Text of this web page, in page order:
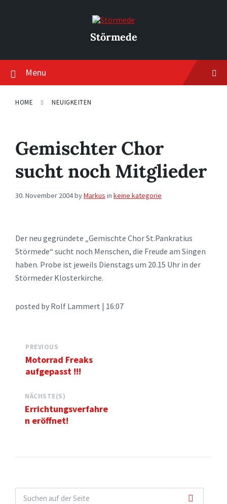
Störmede
Menu
HOME NEUIGKEITEN
Gemischter Chor
sucht noch Mitglieder
30. November 2004byMarkus in keine kategorie
Der neu gegründete „Gemischte Chor St.Pankratius
Störmede“ sucht noch Menschen, die Freude am Singen
haben. Probe ist jeweils Dienstags um 20.15 Uhr in der
Störmeder Klosterkirche.
posted by Rolf Lammert | 16:07
PREVIOUS
Motorrad Freaks
aufgepasst !!!
NÄCHSTE(S)
Errichtungsverfahre
n eröffnet!